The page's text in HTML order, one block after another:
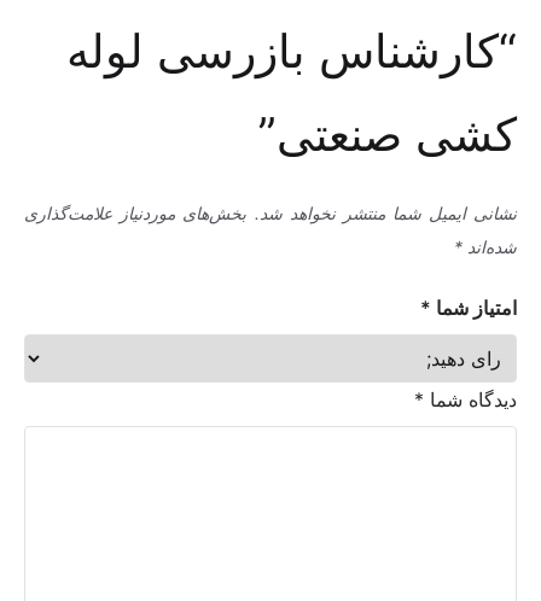
“کارشناس بازرسی لوله
کشی صنعتی”
نشانی ایمیل شما منتشر نخواهد شد. بخش‌های موردنیاز علامت‌گذاری
شده‌اند *
امتیاز شما *
دیدگاه شما *